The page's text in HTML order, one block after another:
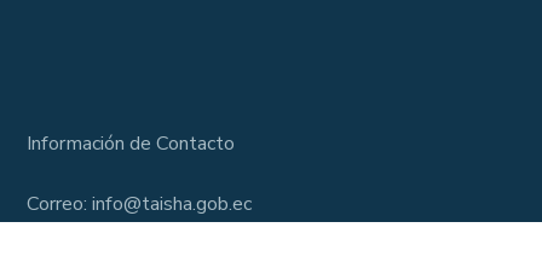
Información de Contacto
Correo: info@taisha.gob.ec